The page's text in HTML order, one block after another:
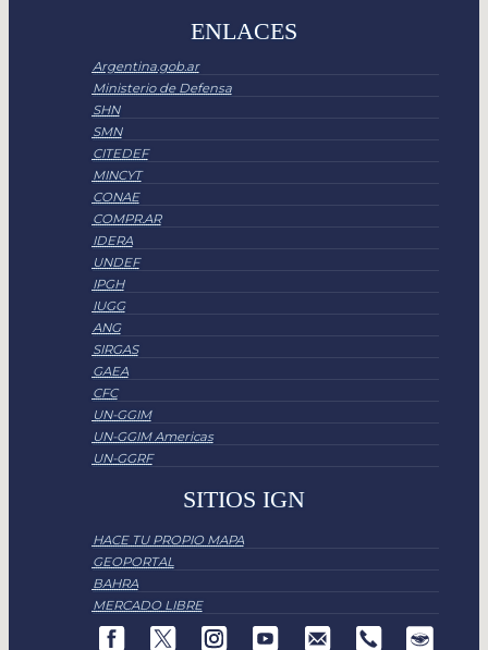
ENLACES
Argentina.gob.ar
Ministerio de Defensa
SHN
SMN
CITEDEF
MINCYT
CONAE
COMPR.AR
IDERA
UNDEF
IPGH
IUGG
ANG
SIRGAS
GAEA
CFC
UN-GGIM
UN-GGIM Americas
UN-GGRF
SITIOS IGN
HACE TU PROPIO MAPA
GEOPORTAL
BAHRA
MERCADO LIBRE